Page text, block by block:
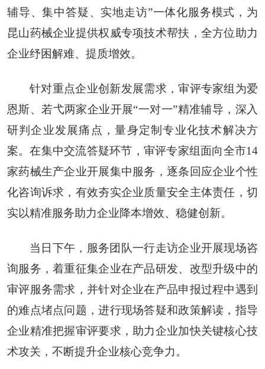
辅导、集中答疑、实地走访”一体化服务模式，为
昆山药械企业提供权威专项技术帮扶，全方位助力
企业纾困解难、提质增效。
针对重点企业创新发展需求，审评专家组为爱
恩斯、若弋两家企业开展“一对一”精准辅导，深入
研判企业发展痛点，量身定制专业化技术解决方
案。在集中交流答疑环节，审评专家组面向全市14
家药械生产企业开展集中服务，逐条回应企业个性
化咨询诉求，有效夯实企业质量安全主体责任，切
实以精准服务助力企业降本增效、稳健创新。
当日下午，服务团队一行走访企业开展现场咨
询服务，着重征集企业在产品研发、改型升级中的
审评服务需求，并针对企业在产品申报过程中遇到
的难点堵点问题，进行现场答疑和政策解读，指导
企业精准把握审评要求，助力企业加快关键核心技
术攻关，不断提升企业核心竞争力。